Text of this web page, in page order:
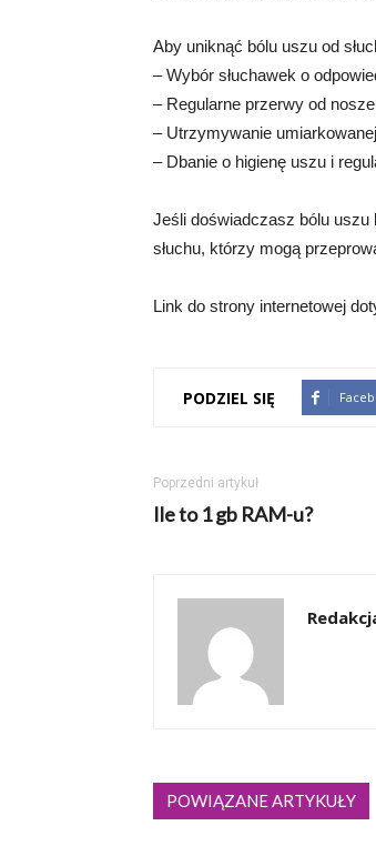
Aby uniknąć bólu uszu od
– Wybór słuchawek o
– Regularne przerwy od
– Utrzymywanie
– Dbanie o higienę uszu i
Jeśli doświadczasz bólu
słuchu, którzy mogą
Link do strony internetowej
PODZIEL SIĘ
Poprzedni artykuł
Ile to 1 gb RAM-u?
POWIĄZANE ARTYKUŁY